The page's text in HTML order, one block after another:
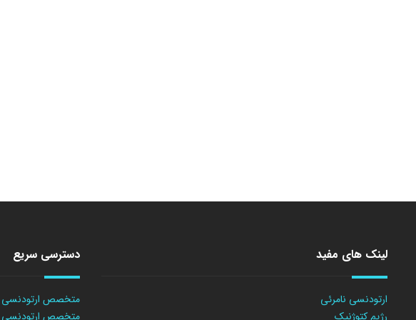
لینک های مفید
ارتودنسی نامرئی
رژیم کتوژنیک
دسترسی سریع
متخصص ارتودنسی
متخصص ارتودنسی